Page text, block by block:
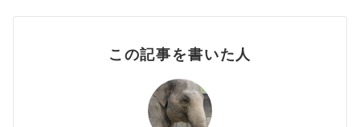
この記事を書いた人